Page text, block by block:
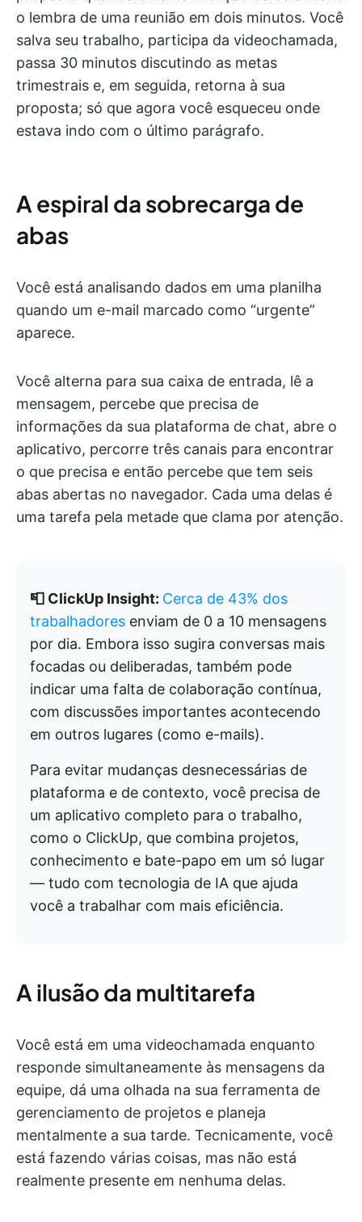
o lembra de uma reunião em dois minutos. Você
salva seu trabalho, participa da videochamada,
passa 30 minutos discutindo as metas
trimestrais e, em seguida, retorna à sua
proposta; só que agora você esqueceu onde
estava indo com o último parágrafo.
A espiral da sobrecarga de
abas
Você está analisando dados em uma planilha
quando um e-mail marcado como “urgente”
aparece.
Você alterna para sua caixa de entrada, lê a
mensagem, percebe que precisa de
informações da sua plataforma de chat, abre o
aplicativo, percorre três canais para encontrar
o que precisa e então percebe que tem seis
abas abertas no navegador. Cada uma delas é
uma tarefa pela metade que clama por atenção.
📮 ClickUp Insight: Cerca de 43% dos
trabalhadores enviam de 0 a 10 mensagens
por dia. Embora isso sugira conversas mais
focadas ou deliberadas, também pode
indicar uma falta de colaboração contínua,
com discussões importantes acontecendo
em outros lugares (como e-mails).
Para evitar mudanças desnecessárias de
plataforma e de contexto, você precisa de
um aplicativo completo para o trabalho,
como o ClickUp, que combina projetos,
conhecimento e bate-papo em um só lugar
— tudo com tecnologia de IA que ajuda
você a trabalhar com mais eficiência.
A ilusão da multitarefa
Você está em uma videochamada enquanto
responde simultaneamente às mensagens da
equipe, dá uma olhada na sua ferramenta de
gerenciamento de projetos e planeja
mentalmente a sua tarde. Tecnicamente, você
está fazendo várias coisas, mas não está
realmente presente em nenhuma delas.